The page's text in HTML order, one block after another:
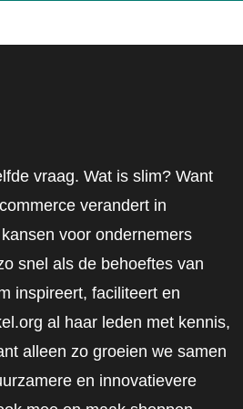
vraag. Wat is slim? Want
verandert in
voor ondernemers
snel als de behoeftes van
inspireert, faciliteert en
al haar leden met kennis,
alleen zo groeien we samen
en innovatievere